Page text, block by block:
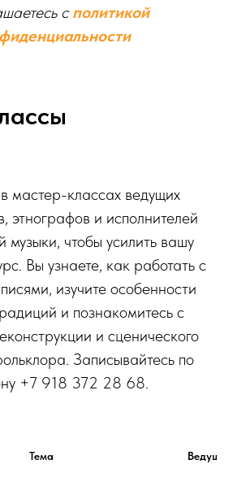
c политикой
мастер-классах ведущих
этнографов и исполнителей
музыки, чтобы усилить вашу
Вы узнаете, как работать с
изучите особенности
и познакомитесь с
и сценического
Записывайтесь по
+7 918 372 28 68.
Тема Ведущие